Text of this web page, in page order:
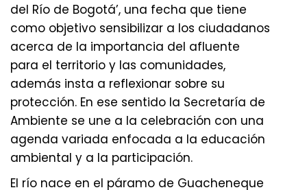
del Río de Bogotá’, una fecha que tiene
como objetivo sensibilizar a los ciudadanos
acerca de la importancia del afluente
para el territorio y las comunidades,
además insta a reflexionar sobre su
protección. En ese sentido la Secretaría de
Ambiente se une a la celebración con una
agenda variada enfocada a la educación
ambiental y a la participación.
El río nace en el páramo de Guacheneque